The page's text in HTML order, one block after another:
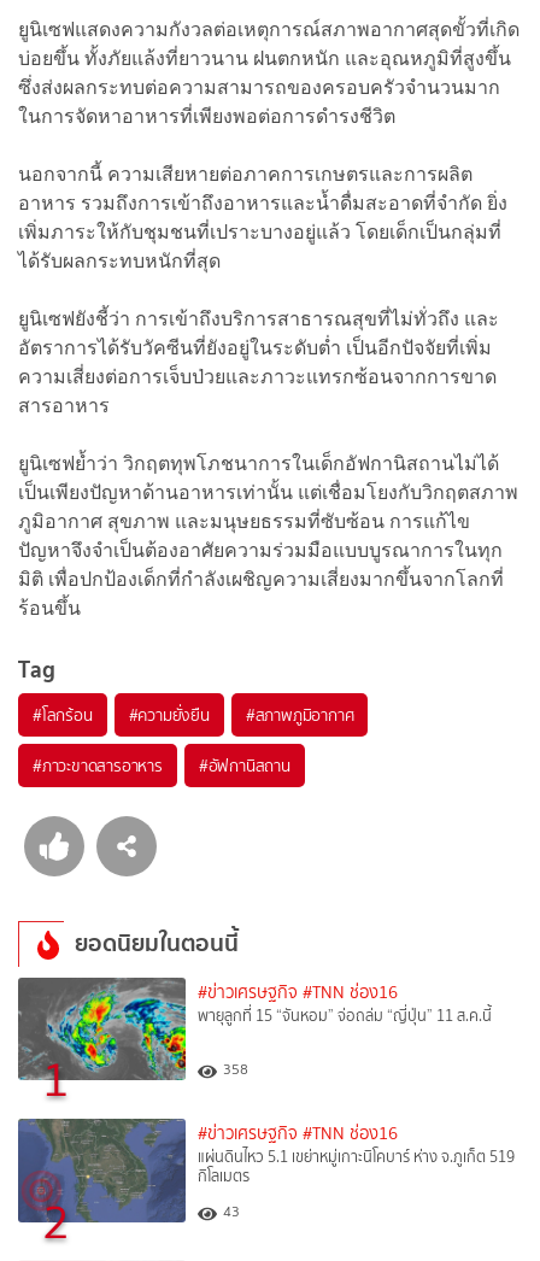
ยูนิเซฟแสดงความกังวลต่อเหตุการณ์สภาพอากาศสุดขั้วที่เกิด
บ่อยขึ้น ทั้งภัยแล้งที่ยาวนาน ฝนตกหนัก และอุณหภูมิที่สูงขึ้น
ซึ่งส่งผลกระทบต่อความสามารถของครอบครัวจำนวนมาก
ในการจัดหาอาหารที่เพียงพอต่อการดำรงชีวิต
นอกจากนี้ ความเสียหายต่อภาคการเกษตรและการผลิต
อาหาร รวมถึงการเข้าถึงอาหารและน้ำดื่มสะอาดที่จำกัด ยิ่ง
เพิ่มภาระให้กับชุมชนที่เปราะบางอยู่แล้ว โดยเด็กเป็นกลุ่มที่
ได้รับผลกระทบหนักที่สุด
ยูนิเซฟยังชี้ว่า การเข้าถึงบริการสาธารณสุขที่ไม่ทั่วถึง และ
อัตราการได้รับวัคซีนที่ยังอยู่ในระดับต่ำ เป็นอีกปัจจัยที่เพิ่ม
ความเสี่ยงต่อการเจ็บป่วยและภาวะแทรกซ้อนจากการขาด
สารอาหาร
ยูนิเซฟย้ำว่า วิกฤตทุพโภชนาการในเด็กอัฟกานิสถานไม่ได้
เป็นเพียงปัญหาด้านอาหารเท่านั้น แต่เชื่อมโยงกับวิกฤตสภาพ
ภูมิอากาศ สุขภาพ และมนุษยธรรมที่ซับซ้อน การแก้ไข
ปัญหาจึงจำเป็นต้องอาศัยความร่วมมือแบบบูรณาการในทุก
มิติ เพื่อปกป้องเด็กที่กำลังเผชิญความเสี่ยงมากขึ้นจากโลกที่
ร้อนขึ้น
Tag
#โลกร้อน #ความยั่งยืน #สภาพภูมิอากาศ
#ภาวะขาดสารอาหาร #อัฟกานิสถาน
ยอดนิยมในตอนนี้
1
#ข่าวเศรษฐกิจ #TNN ช่อง16
พายุลูกที่ 15 “จันหอม” จ่อถล่ม “ญี่ปุ่น” 11 ส.ค.นี้
358
2
#ข่าวเศรษฐกิจ #TNN ช่อง16
แผ่นดินไหว 5.1 เขย่าหมู่เกาะนิโคบาร์ ห่าง จ.ภูเก็ต 519
กิโลเมตร
43